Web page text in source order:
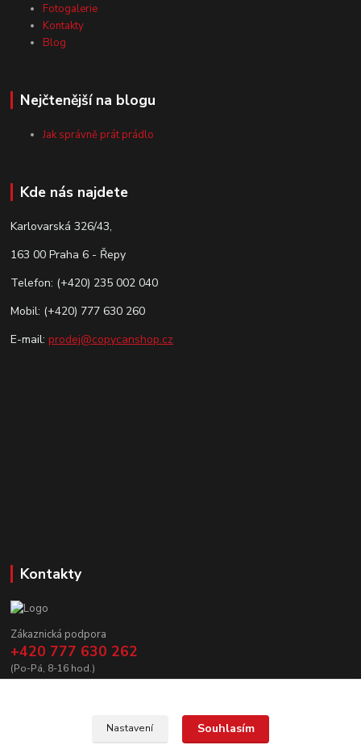
Fotogalerie
Kontakty
Blog
Nejčtenější na blogu
Jak správně prát prádlo
Kde nás najdete
Karlovarská 326/43,
163 00 Praha 6 - Řepy
Telefon: (+420) 235 002 040
Mobil: (+420) 777 630 260
E-mail: prodej@copycanshop.cz
Kontakty
Zákaznická podpora
+420 777 630 262
(Po-Pá, 8-16 hod.)
Nastavení Souhlasím